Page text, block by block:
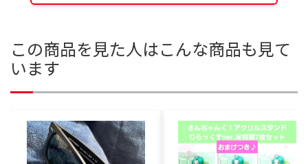
この商品を見た人はこんな商品も見て
います